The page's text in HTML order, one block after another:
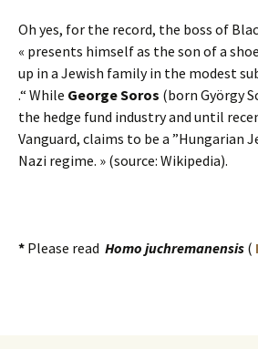
Oh yes, for the record, the boss of
« presents himself as the son of a
up in a Jewish family in the modest
.“ While George Soros (born György
the hedge fund industry and until
Vanguard, claims to be a ”Hungarian
Nazi regime. » (source: Wikipedia).
* Please read Homo juchremanensis (